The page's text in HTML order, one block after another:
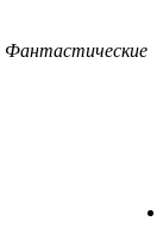
Фантастические